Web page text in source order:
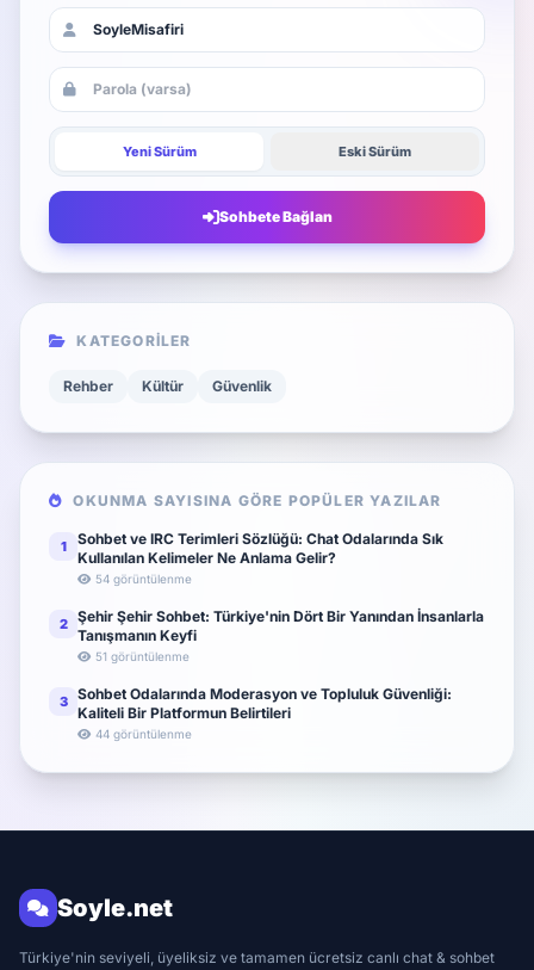
Yeni Sürüm Eski Sürüm
Sohbete Bağlan
KATEGORILER
Rehber Kültür Güvenlik
OKUNMA SAYISINA GÖRE POPÜLER YAZILAR
1
Sohbet ve IRC Terimleri Sözlüğü: Chat Odalarında Sık
Kullanılan Kelimeler Ne Anlama Gelir?
54 görüntülenme
2
Şehir Şehir Sohbet: Türkiye'nin Dört Bir Yanından İnsanlarla
Tanışmanın Keyfi
51 görüntülenme
3
Sohbet Odalarında Moderasyon ve Topluluk Güvenliği:
Kaliteli Bir Platformun Belirtileri
44 görüntülenme
Soyle.net
Türkiye'nin seviyeli, üyeliksiz ve tamamen ücretsiz canlı chat & sohbet